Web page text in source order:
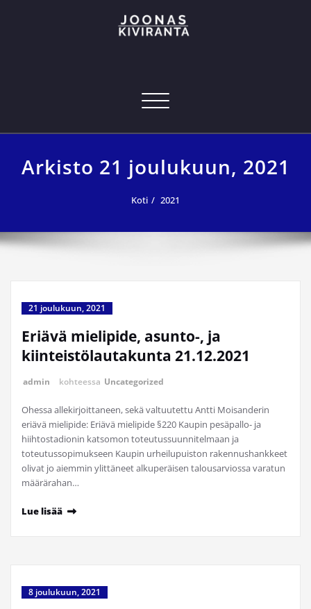
tekniikan osaaja
Navigoi
Arkisto 21 joulukuun, 2021
Koti 2021
21 joulukuun, 2021
Eriävä mielipide, asunto-, ja
kiinteistölautakunta 21.12.2021
admin kohteessa Uncategorized
Ohessa allekirjoittaneen, sekä valtuutettu Antti Moisanderin
eriävä mielipide: Eriävä mielipide §220 Kaupin pesäpallo- ja
hiihtostadionin katsomon toteutussuunnitelmaan ja
toteutussopimukseen Kaupin urheilupuiston rakennushankkeet
olivat jo aiemmin ylittäneet alkuperäisen talousarviossa varatun
määrärahan…
Lue lisää
8 joulukuun, 2021